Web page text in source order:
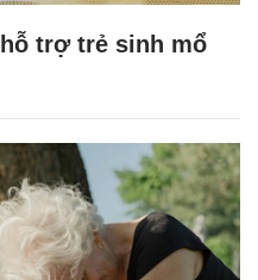
trợ trẻ sinh mổ